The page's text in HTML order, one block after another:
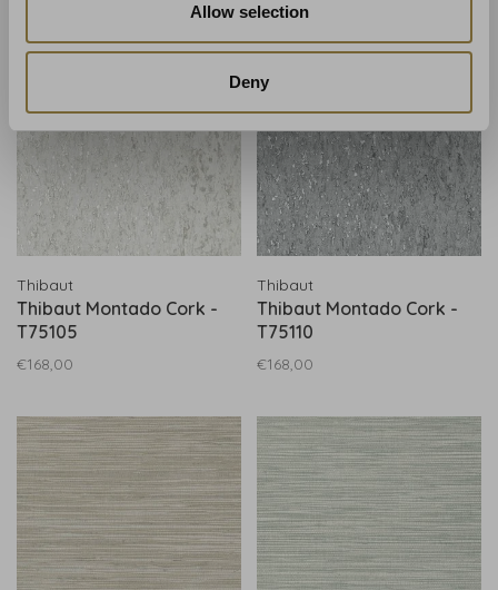
Allow selection
Deny
Thibaut
Thibaut Montado Cork -
T75105
€168,00
Thibaut
Thibaut Montado Cork -
T75110
€168,00